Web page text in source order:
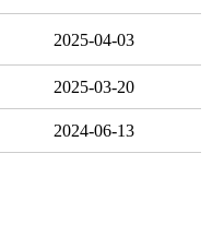
2025-04-03
2025-03-20
2024-06-13